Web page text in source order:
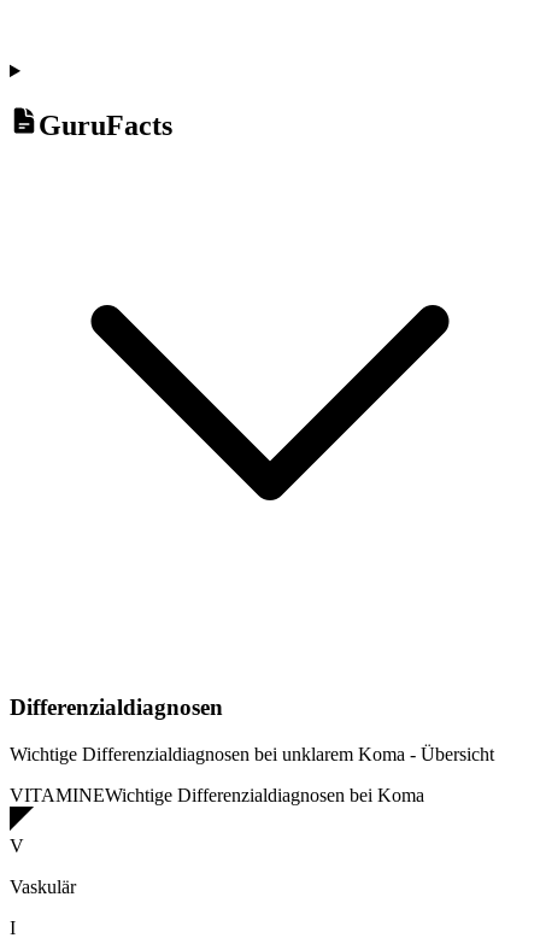
GuruFacts
Differenzialdiagnosen
Wichtige Differenzialdiagnosen bei unklarem Koma - Übersicht
VITAMINEWichtige Differenzialdiagnosen bei Koma
V
Vaskulär
I